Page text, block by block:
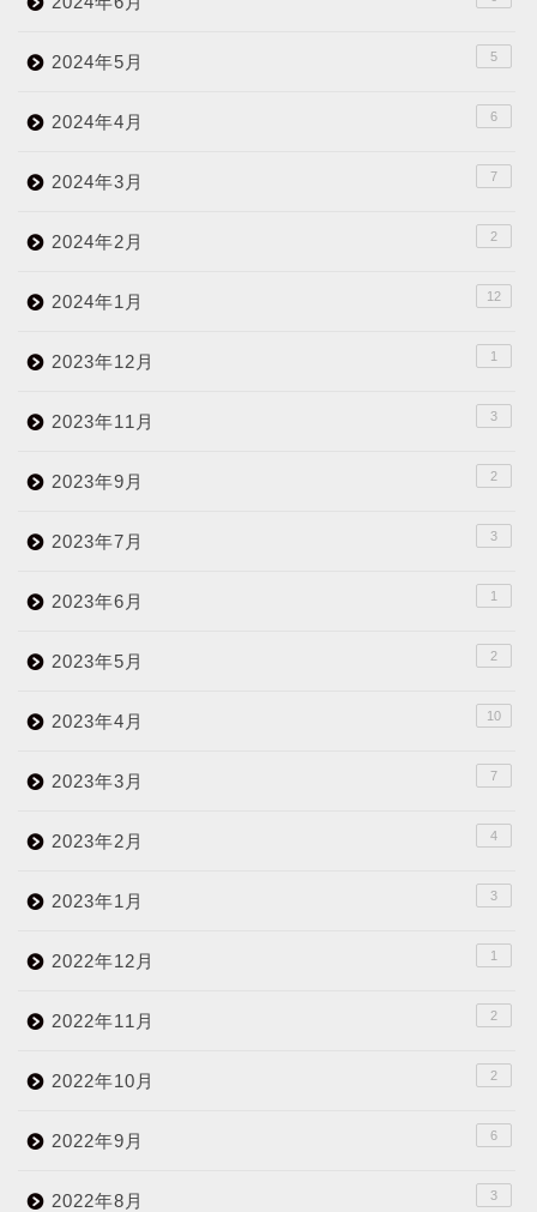
2024年5月 5
2024年4月 6
2024年3月 7
2024年2月 2
2024年1月 12
2023年12月 1
2023年11月 3
2023年9月 2
2023年7月 3
2023年6月 1
2023年5月 2
2023年4月 10
2023年3月 7
2023年2月 4
2023年1月 3
2022年12月 1
2022年11月 2
2022年10月 2
2022年9月 6
2022年8月 3